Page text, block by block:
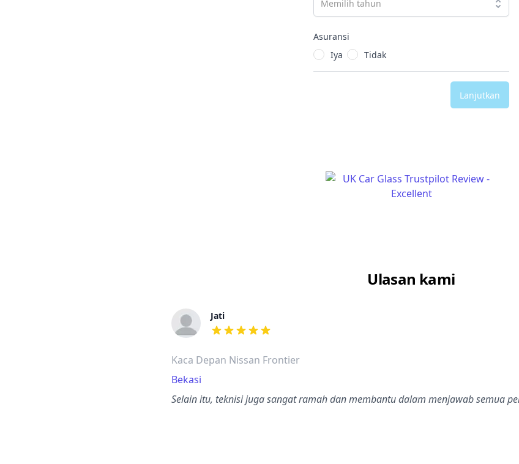
Asuransi
Iya
Tidak
Lanjutkan
Ulasan kami
Jati
dari ulasan adalah bintang lima
Kaca Depan Nissan Frontier
Bekasi
Selain itu, teknisi juga sangat ramah dan membantu dalam menjawab semua